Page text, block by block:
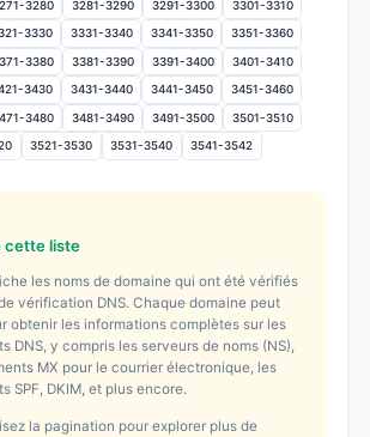
3280 3281-3290 3291-3300 3301-3310
3330 3331-3340 3341-3350 3351-3360
3380 3381-3390 3391-3400 3401-3410
3430 3431-3440 3441-3450 3451-3460
3480 3481-3490 3491-3500 3501-3510
3521-3530 3531-3540 3541-3542
cette liste
les noms de domaine qui ont été vérifiés
vérification DNS. Chaque domaine peut
obtenir les informations complètes sur les
DNS, y compris les serveurs de noms (NS),
MX pour le courrier électronique, les
SPF, DKIM, et plus encore.
la pagination pour explorer plus de